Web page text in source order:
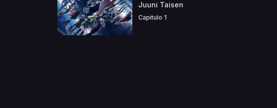
Juuni Taisen
Capitulo 1